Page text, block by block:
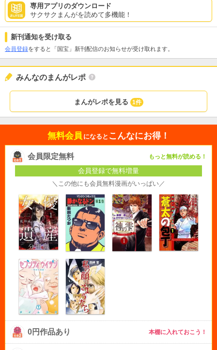
専用アプリのダウンロード
サクサクまんがを読めて多機能！
新刊通知を受け取る
会員登録をすると「国宝」新刊配信のお知らせが受け取れます。
みんなのまんがレポ
まんがレポを見る 1件
無料会員 になると こんなにお得！
会員限定無料 もっと無料が読める！
会員登録で無料増量
＼この他にも会員無料漫画がいっぱい／
0円作品あり 本棚に入れておこう！